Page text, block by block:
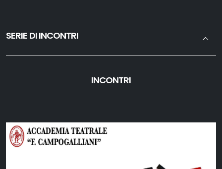
INCONTRI
ALL
WEBSITES
SERIE DI INCONTRI